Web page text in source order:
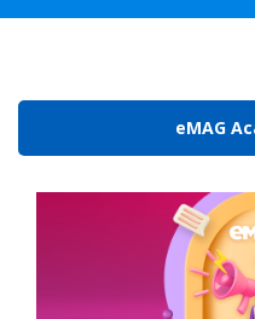
eMAG